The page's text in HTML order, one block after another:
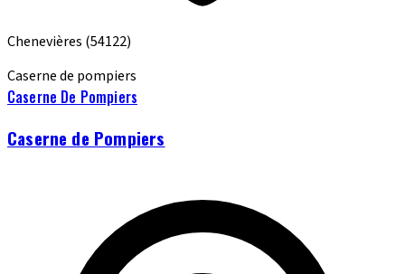
Chenevières (54122)
Caserne de pompiers
Caserne De Pompiers
Caserne de Pompiers